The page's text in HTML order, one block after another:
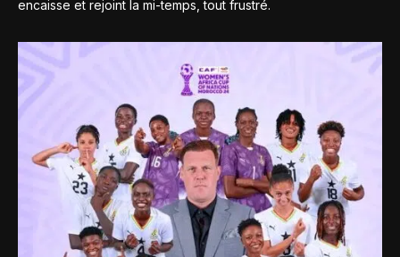
encaisse et rejoint la mi-temps, tout frustré.